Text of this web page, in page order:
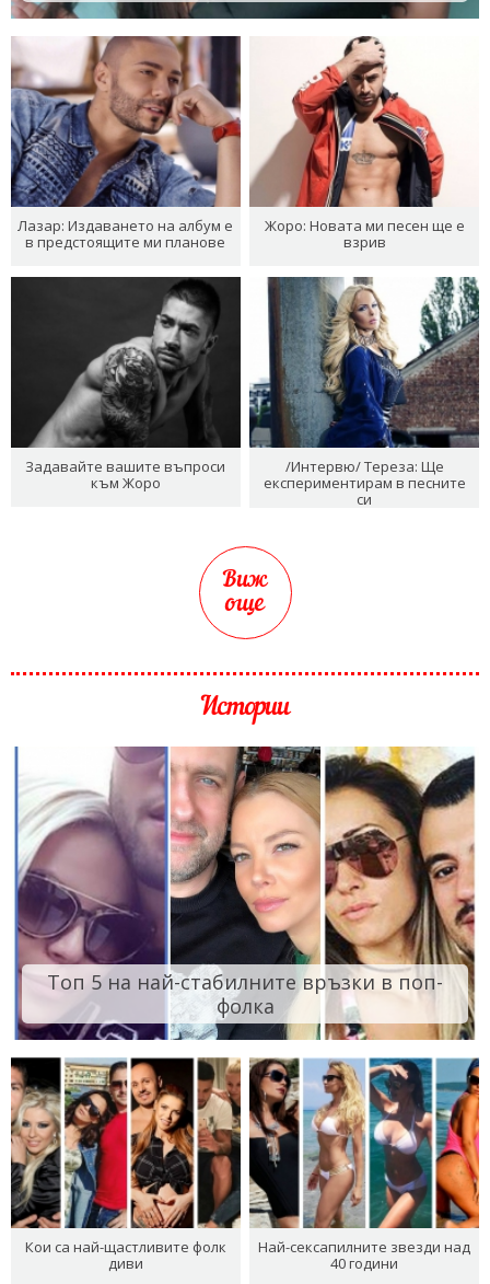
Лазар: Издаването на албум е
в предстоящите ми планове
Жоро: Новата ми песен ще е
взрив
Задавайте вашите въпроси
към Жоро
/Интервю/ Тереза: Ще
експериментирам в песните
си
Виж
още
Истории
Топ 5 на най-стабилните връзки в поп-
фолка
Кои са най-щастливите фолк
диви
Най-сексапилните звезди над
40 години